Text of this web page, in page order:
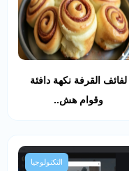
لفائف القرفة نكهة دافئة
وقوام هش..
التكنولوجيا